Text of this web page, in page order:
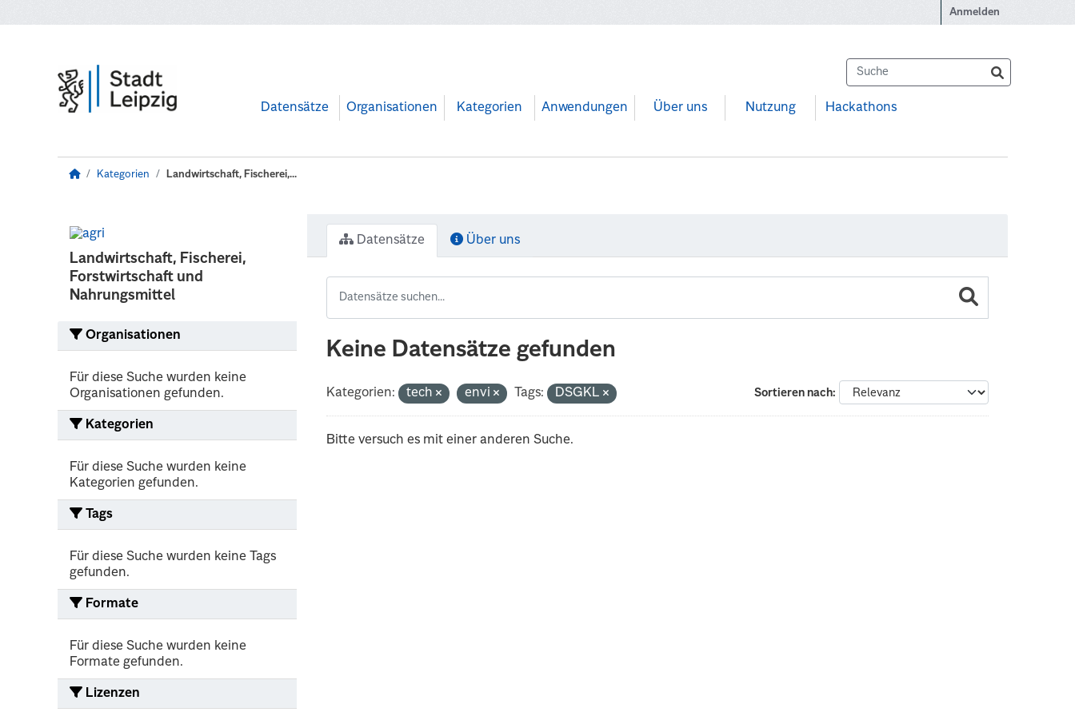
Anmelden
Datensätze Organisationen Kategorien Anwendungen Über uns Nutzung Hackathons
Kategorien Landwirtschaft, Fischerei,...
Landwirtschaft, Fischerei,
Forstwirtschaft und
Nahrungsmittel
Organisationen
Für diese Suche wurden keine
Organisationen gefunden.
Kategorien
Für diese Suche wurden keine
Kategorien gefunden.
Tags
Für diese Suche wurden keine Tags
gefunden.
Formate
Für diese Suche wurden keine
Formate gefunden.
Lizenzen
Datensätze Über uns
Keine Datensätze gefunden
Sortieren nach
Kategorien: tech envi Tags: DSGKL
Bitte versuch es mit einer anderen Suche.